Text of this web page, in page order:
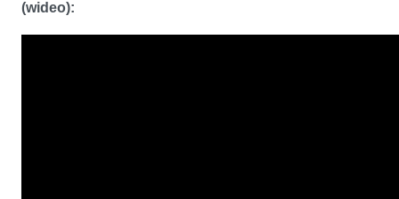
(wideo):